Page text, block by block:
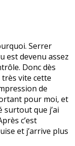
Serrer
est devenu assez
Donc dès
très vite cette
de
pour moi, et
surtout que j’ai
c’est
et j’arrive plus